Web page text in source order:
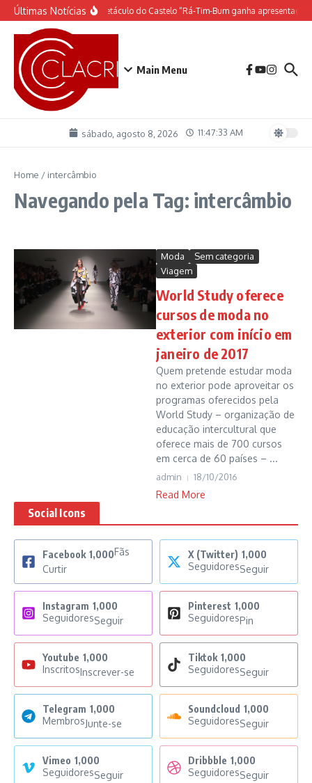
Ir para o conteúdo
Últimas NotíciasO espetáculo do Castelo “Rá-Tim-Bum ganha
Main Menu
sábado, agosto 8, 2026 11:47:33 AM
Home / intercâmbio
Navegando pela Tag: intercâmbio
Moda
Sem categoria
Viagem
World Study oferece
cursos de moda no
exterior com início em
janeiro de 2017
Quem pretende estudar moda
no exterior pode aproveitar os
programas oferecidos pela
World Study – organização de
educação intercultural que
oferece mais de 700 cursos
em cerca de 60 países – ...
admin 18/10/2016
Read More
Social Icons
Facebook 1,000Fãs
Curtir
X (Twitter) 1,000
SeguidoresSeguir
Instagram 1,000
SeguidoresSeguir
Pinterest 1,000
SeguidoresPin
Youtube 1,000
InscritosInscrever-se
Tiktok 1,000
SeguidoresSeguir
Telegram 1,000
MembrosJunte-se
Soundcloud 1,000
SeguidoresSeguir
Vimeo 1,000
SeguidoresSeguir
Dribbble 1,000
SeguidoresSeguir